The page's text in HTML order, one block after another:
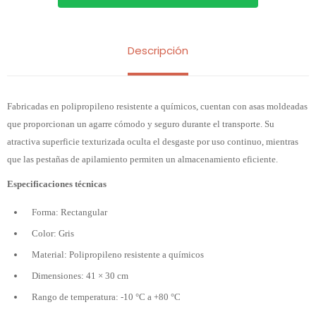
Descripción
Fabricadas en polipropileno resistente a químicos, cuentan con asas moldeadas
que proporcionan un agarre cómodo y seguro durante el transporte. Su
atractiva superficie texturizada oculta el desgaste por uso continuo, mientras
que las pestañas de apilamiento permiten un almacenamiento eficiente.
Especificaciones técnicas
Forma: Rectangular
Color: Gris
Material: Polipropileno resistente a químicos
Dimensiones: 41 × 30 cm
Rango de temperatura: -10 °C a +80 °C